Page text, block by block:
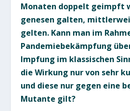
Monaten doppelt geimpft
genesen galten,
gelten. Kann man im
Pandemiebekämpfung
Impfung im klassischen
die Wirkung nur von sehr
und diese nur gegen eine
Mutante gilt?